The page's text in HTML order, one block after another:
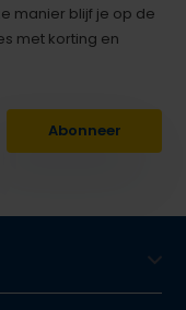
manier blijf je op de
met korting en
Abonneer